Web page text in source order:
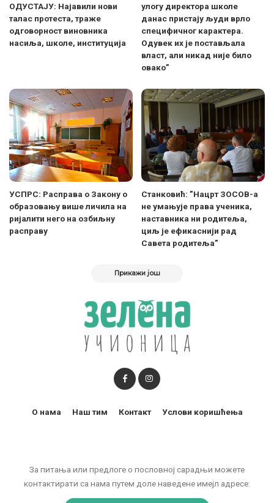
ОДУСТАЈУ: Најавили нови
талас протеста, траже
одговорност виновника
насиља, школе, институција
улогу директора школе
данас пристају људи врло
специфичног карактера.
Одувек их је постављала
власт, али никад није било
овако”
УСПРС: Расправа о Закону о
образовању више личила на
ријалити него на озбиљну
расправу
Станковић: ”Нацрт ЗОСОВ-а
не умањује права ученика,
наставника ни родитеља,
циљ је ефикаснији рад
Савета родитеља”
Прикажи још
За питања или предлоге о пословној сарадњи можете
контактирати са нама путем доле наведене имејл адресе:
О нама Наш тим Контакт Услови коришћења